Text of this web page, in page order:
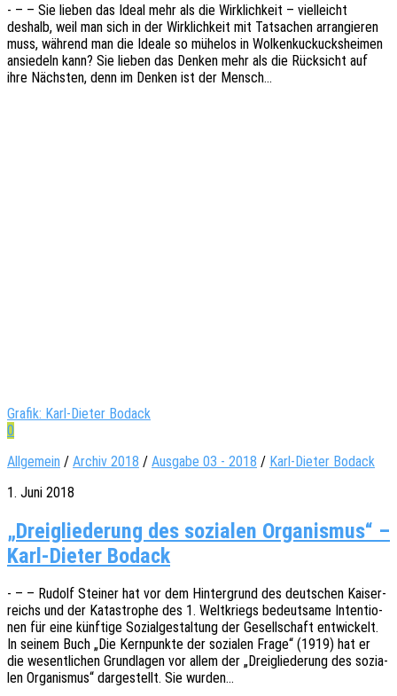
- – – Sie lieben das Ideal mehr als die Wirk­lich­keit – viel­leicht
deshalb, weil man sich in der Wirk­lich­keit mit Tatsa­chen arran­gie­ren
muss, während man die Ideale so mühe­los in Wolken­ku­ckucks­hei­men
ansie­deln kann? Sie lieben das Denken mehr als die Rück­sicht auf
ihre Nächs­ten, denn im Denken ist der Mensch…
Grafik: Karl-Dieter Bodack
0
Allgemein / Archiv 2018 / Ausgabe 03 - 2018 / Karl-Dieter Bodack
1. Juni 2018
„Dreigliederung des sozialen Organismus“ –
Karl-Dieter Bodack
- – – Rudolf Stei­ner hat vor dem Hinter­grund des deut­schen Kaiser­
reichs und der Kata­stro­phe des 1. Welt­kriegs bedeut­sa­me Inten­tio­
nen für eine künf­ti­ge Sozi­al­ge­stal­tung der Gesell­schaft entwi­ckelt.
In seinem Buch „Die Kern­punk­te der sozia­len Frage“ (1919) hat er
die wesent­li­chen Grund­la­gen vor allem der „Drei­glie­de­rung des sozia­
len Orga­nis­mus“ darge­stellt. Sie wurden…